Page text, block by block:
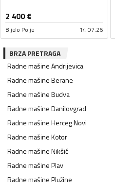
2 400€
Bijelo Polje 14.07.26
BRZA PRETRAGA
Radne mašineAndrijevica
Radne mašineBerane
Radne mašineBudva
Radne mašineDanilovgrad
Radne mašineHerceg Novi
Radne mašineKotor
Radne mašineNikšić
Radne mašinePlav
Radne mašinePlužine